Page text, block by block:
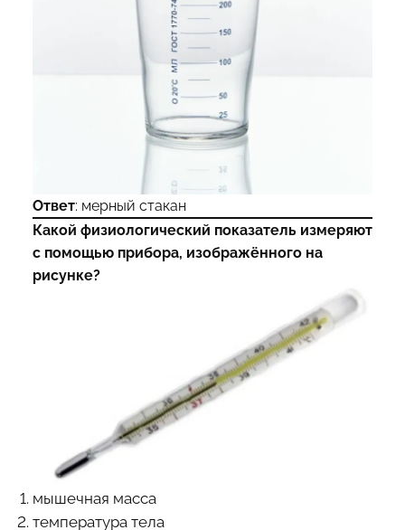
Ответ: мерный стакан
Какой физиологический показатель измеряют
с помощью прибора, изображённого на
рисунке?
мышечная масса
температура тела